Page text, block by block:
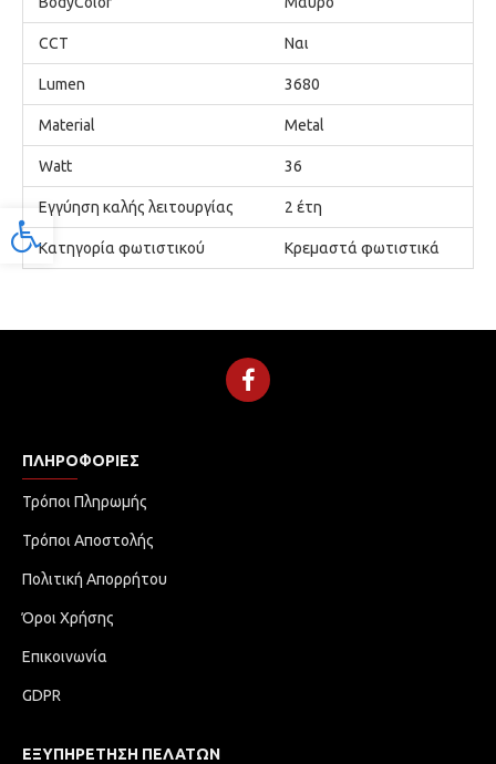
Προσβασιμότητα
CCT Ναι
Lumen 3680
Material Metal
Watt 36
Εγγύηση καλής λειτουργίας 2 έτη
Κατηγορία φωτιστικού Κρεμαστά φωτιστικά
ΠΛΗΡΟΦΟΡΊΕΣ
Τρόποι Πληρωμής
Τρόποι Αποστολής
Πολιτική Απορρήτου
Όροι Χρήσης
Επικοινωνία
GDPR
ΕΞΥΠΗΡΈΤΗΣΗ ΠΕΛΑΤΏΝ